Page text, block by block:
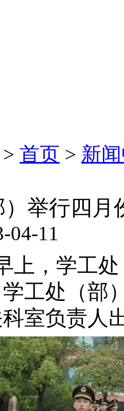
首页 > 新
举行四月
04-11
上，学工
学工处（部
室负责人